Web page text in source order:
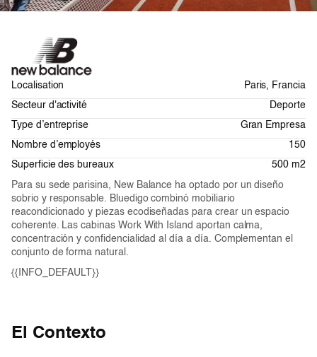
Localisation
Paris, Francia
Secteur d'activité
Deporte
Type d’entreprise
Gran Empresa
Nombre d’employés
150
Superficie des bureaux
500 m2
Para su sede parisina, New Balance ha optado por un diseño
sobrio y responsable. Bluedigo combinó mobiliario
reacondicionado y piezas ecodiseñadas para crear un espacio
coherente. Las cabinas Work With Island aportan calma,
concentración y confidencialidad al día a día. Complementan el
conjunto de forma natural.
{{INFO_DEFAULT}}
El Contexto